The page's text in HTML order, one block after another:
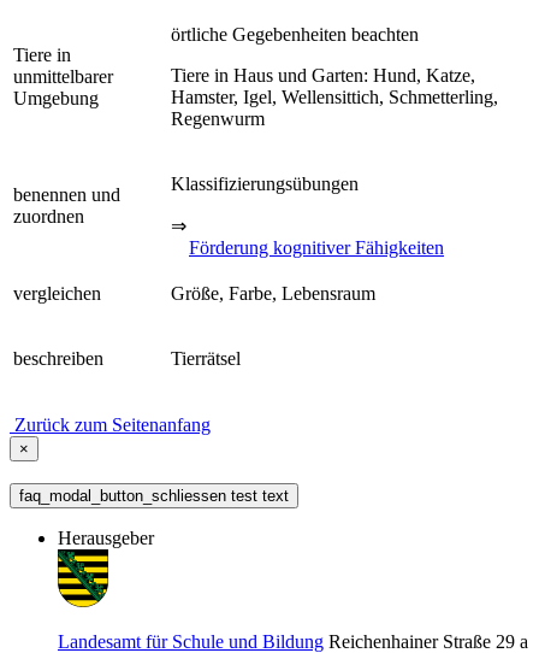
Tiere in
unmittelbarer
Umgebung
örtliche Gegebenheiten beachten
Tiere in Haus und Garten: Hund, Katze,
Hamster, Igel, Wellensittich, Schmetterling,
Regenwurm
benennen und
zuordnen
Klassifizierungsübungen
⇒
Förderung kognitiver Fähigkeiten
vergleichen Größe, Farbe, Lebensraum
beschreiben Tierrätsel
Zurück zum Seitenanfang
×
faq_modal_button_schliessen test text
Herausgeber
Landesamt für Schule und Bildung Reichenhainer Straße 29 a